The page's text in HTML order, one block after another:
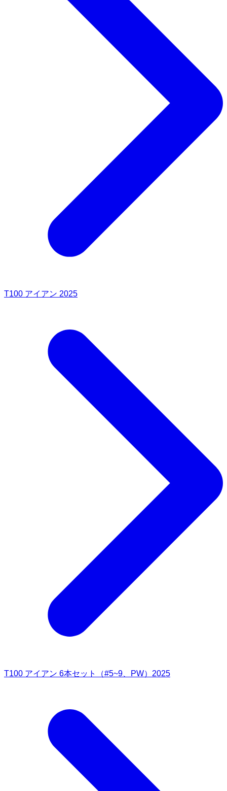
T100 アイアン 2025
T100 アイアン 6本セット（#5~9、PW）2025